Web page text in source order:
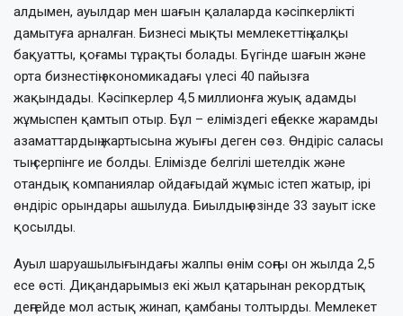
алдымен, ауылдар мен шағын қалаларда кәсіпкерлікті
дамытуға арналған. Бизнесі мықты мемлекеттің халқы
бақуатты, қоғамы тұрақты болады. Бүгінде шағын және
орта бизнестің экономикадағы үлесі 40 пайызға
жақындады. Кәсіпкерлер 4,5 миллионға жуық адамды
жұмыспен қамтып отыр. Бұл – еліміздегі еңбекке жарамды
азаматтардың жартысына жуығы деген сөз. Өндіріс саласы
тың серпінге ие болды. Елімізде белгілі шетелдік және
отандық компаниялар ойдағыдай жұмыс істеп жатыр, ірі
өндіріс орындары ашылуда. Биылдың өзінде 33 зауыт іске
қосылды.
Ауыл шаруашылығындағы жалпы өнім соңғы он жылда 2,5
есе өсті. Диқандарымыз екі жыл қатарынан рекордтық
деңгейде мол астық жинап, қамбаны толтырды. Мемлекет